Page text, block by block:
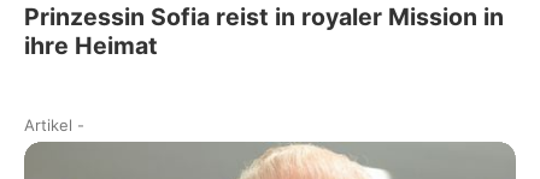
Prinzessin Sofia reist in royaler Mission in
ihre Heimat
Artikel -